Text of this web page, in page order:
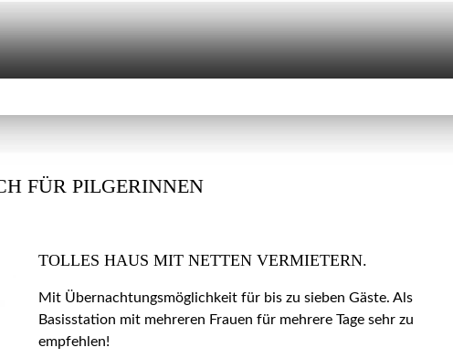
FÜR PILGERINNEN
TOLLES HAUS MIT NETTEN VERMIETERN.
Mit Übernachtungsmöglichkeit für bis zu sieben Gäste. Als
Basisstation mit mehreren Frauen für mehrere Tage sehr zu
empfehlen!